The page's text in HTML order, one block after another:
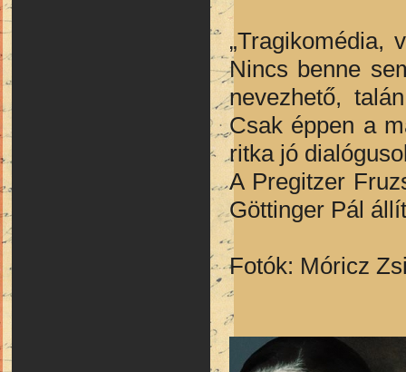
„Tragikomédia,
Nincs benne
nevezhető,
Csak éppen a
ritka jó
A Pregitzer
Göttinger Pál
Fotók: Móricz